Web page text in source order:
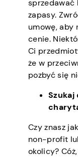
sprzedawać
zapasy.
umowę, aby
cenie.
Ci
że w
pozbyć się
Szukaj
Czy znasz
non-profit
okolicy?